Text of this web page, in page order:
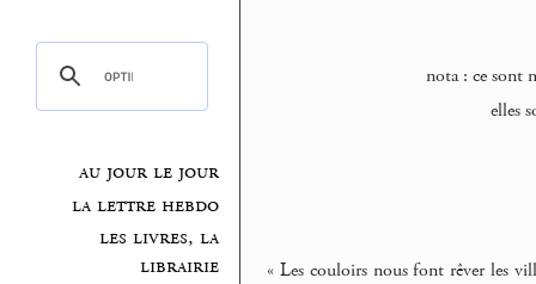
au jour le jour
la lettre hebdo
les livres, la
librairie
nota : ce sont
elles
« Les couloirs nous font rêver les